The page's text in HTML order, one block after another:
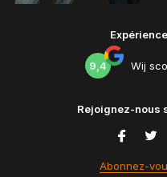
9,4 Wij
Rejoignez-nous
Abonnez-